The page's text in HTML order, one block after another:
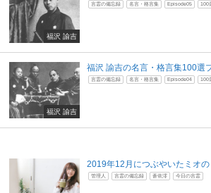
福沢 諭吉
言霊の備忘録 名言・格言集 Episode05 100
福沢 諭吉
福沢 諭吉の名言・格言集100選
言霊の備忘録 名言・格言集 Episode04 100
2019年12月につぶやいたミオの
管理人 言霊の備忘録 蒼依澪 今日の言霊